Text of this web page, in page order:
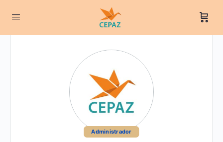
Administrador